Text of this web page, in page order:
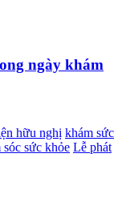
ngày khám
hữu nghị khám sức
sóc sức khỏe Lễ phát